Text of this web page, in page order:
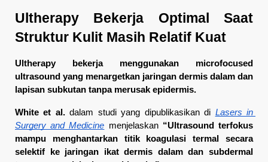
Ultherapy Bekerja Optimal Saat
Struktur Kulit Masih Relatif Kuat
Ultherapy bekerja menggunakan microfocused
ultrasound yang menargetkan jaringan dermis dalam dan
lapisan subkutan tanpa merusak epidermis.
White et al. dalam studi yang dipublikasikan di Lasers in
Surgery and Medicine menjelaskan “Ultrasound terfokus
mampu menghantarkan titik koagulasi termal secara
selektif ke jaringan ikat dermis dalam dan subdermal